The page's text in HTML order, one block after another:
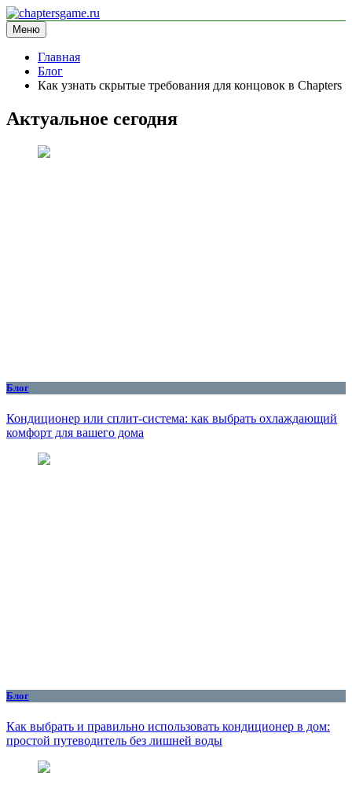
Перейти
к
содержимому
chaptersgame.ru
информационный сайт
Меню
Главная
Блог
Как узнать скрытые требования для концовок в Chapters
Актуальное сегодня
Блог
Кондиционер или сплит-система: как выбрать охлаждающий
комфорт для вашего дома
Блог
Как выбрать и правильно использовать кондиционер в дом:
простой путеводитель без лишней воды